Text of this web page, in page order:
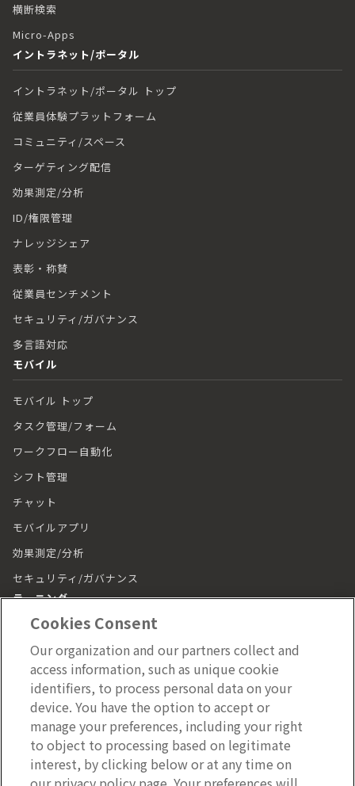
横断検索
Micro-Apps
イントラネット/ポータル
イントラネット/ポータル トップ
従業員体験プラットフォーム
コミュニティ/スペース
ターゲティング配信
効果測定/分析
ID/権限管理
ナレッジシェア
表彰・称賛
従業員センチメント
セキュリティ/ガバナンス
多言語対応
モバイル
モバイル トップ
タスク管理/フォーム
ワークフロー自動化
シフト管理
チャット
モバイルアプリ
効果測定/分析
セキュリティ/ガバナンス
ラーニング
ラーニング トップ
動画（LumApps Play）
従業員ジャーニー
モバイルアプリ
施設管理
施設管理 トップ
Cookies Consent
Our organization and our partners collect and
access information, such as unique cookie
identifiers, to process personal data on your
device. You have the option to accept or
manage your preferences, including your right
to object to processing based on legitimate
interest, by clicking below or at any time on